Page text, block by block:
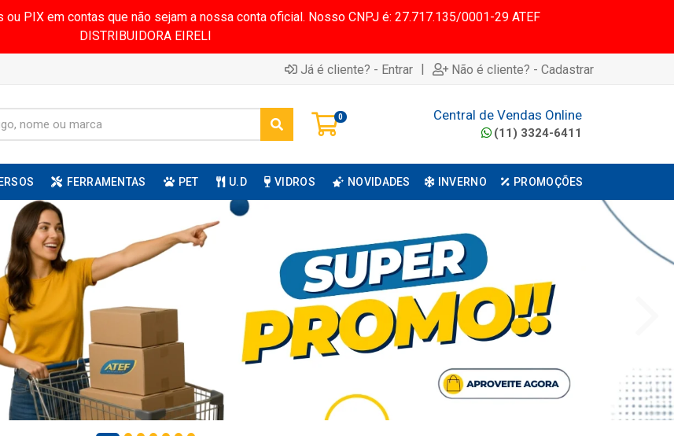
PIX em contas que não sejam a nossa conta oficial. Nosso CNPJ é: 27.717.135/0001-29 ATEF
DISTRIBUIDORA EIRELI
Já é cliente? - Entrar | Não é cliente? - Cadastrar
0 Central de Vendas Online
(11) 3324-6411
FERRAMENTAS PET U.D VIDROS NOVIDADES INVERNO PROMOÇÕES